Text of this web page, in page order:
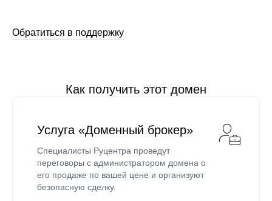
Обратиться в поддержку
Как получить этот домен
Услуга «Доменный брокер»
Специалисты Руцентра проведут
переговоры с администратором домена о
его продаже по вашей цене и организуют
безопасную сделку.